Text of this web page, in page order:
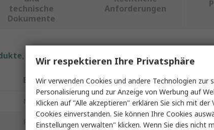
technische
Dokumente
Anforderungen
indem Sie ein oder mehrere Eigenschaften
Eigenschaft Wert
Marke Beijer Electronics
Produkt Typ Adapter
Wir respektieren Ihre Privatsphäre
Wir verwenden Cookies und andere Technologien
Personalisierung und zur Anzeige von Werbung auf
Klicken auf "Alle akzeptieren" erklären Sie sich mit
Cookies einverstanden. Sie können Ihre Cookies
Einstellungen verwalten" klicken. Wenn Sie dies nicht